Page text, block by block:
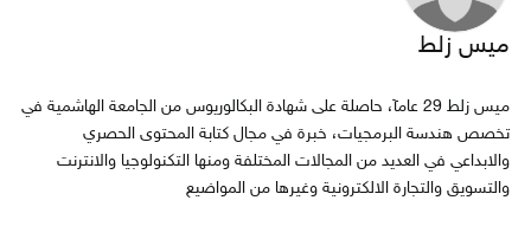
ميس زلط
ميس زلط 29 عامآ، حاصلة على شهادة البكالوريوس من الجامعة الهاشمية في
تخصص هندسة البرمجيات، خبرة في مجال كتابة المحتوى الحصري
والابداعي في العديد من المجالات المختلفة ومنها التكنولوجيا والانترنت
والتسويق والتجارة الالكترونية وغيرها من المواضيع